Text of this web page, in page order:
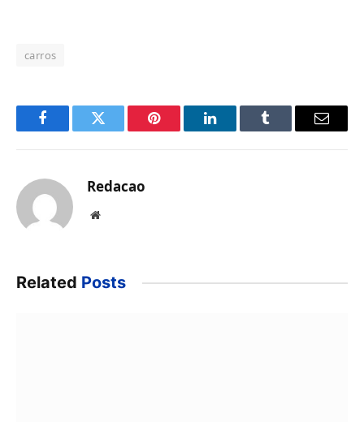
carros
FacebookTwitter Pinterest LinkedInTumblr Email
Redacao
Website
Related Posts